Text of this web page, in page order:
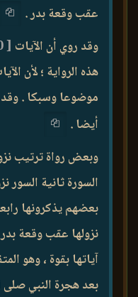
عقب وقعة بدر .
وقد روي أن الآيات [ 30 36 ]
هذه الرواية ؛ لأن
موضوعا وسبكا .
أيضا .
وبعض رواة ترتيب
السورة ثانية السور
بعضهم يذكرونها
نزولها عقب وقعة
آياتها بقوة ، وهو
بعد هجرة النبي صلى